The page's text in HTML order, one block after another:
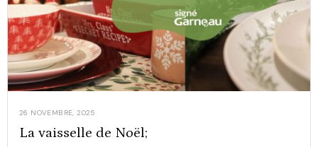
26 NOVEMBRE, 2025
La vaisselle de Noël;